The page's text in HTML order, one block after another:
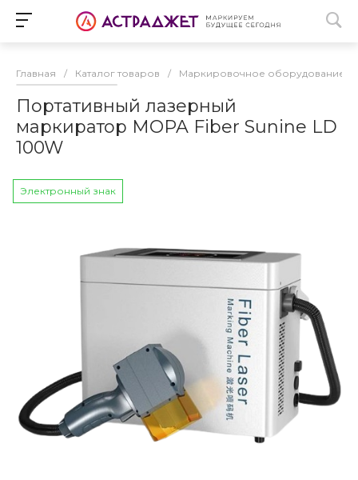
Главная / Каталог товаров / Маркировочное оборудование
Портативный лазерный
маркиратор MOPA Fiber Sunine LD
100W
Электронный знак